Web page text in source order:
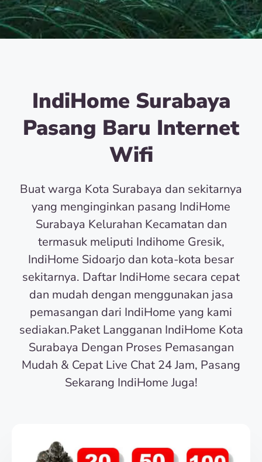
IndiHome Surabaya
Pasang Baru Internet
Wifi
Buat warga Kota Surabaya dan sekitarnya
yang menginginkan pasang IndiHome
Surabaya Kelurahan Kecamatan dan
termasuk meliputi Indihome Gresik,
IndiHome Sidoarjo dan kota-kota besar
sekitarnya. Daftar IndiHome secara cepat
dan mudah dengan menggunakan jasa
pemasangan dari IndiHome yang kami
sediakan.Paket Langganan IndiHome Kota
Surabaya Dengan Proses Pemasangan
Mudah & Cepat Live Chat 24 Jam, Pasang
Sekarang IndiHome Juga!